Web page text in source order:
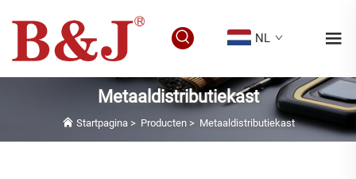
NL
Metaaldistributiekast
Startpagina> Producten> Metaaldistributiekast